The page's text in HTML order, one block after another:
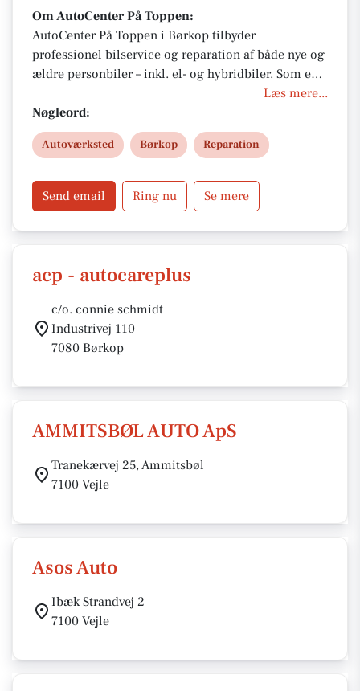
Om AutoCenter På Toppen:
AutoCenter På Toppen i Børkop tilbyder
professionel bilservice og reparation af både nye og
ældre personbiler – inkl. el- og hybridbiler. Som en
del af AutoPartner får du 3 års garanti, service under
fabriksgaranti og originale reservedele. Book tid
online eller besøg os for et godt tilbud.
Læs mere...
Nøgleord:
Autoværksted Børkop Reparation
Send email Ring nu Se mere
acp - autocareplus
c/o. connie schmidt
Industrivej 110
7080 Børkop
AMMITSBØL AUTO ApS
Tranekærvej 25, Ammitsbøl
7100 Vejle
Asos Auto
Ibæk Strandvej 2
7100 Vejle